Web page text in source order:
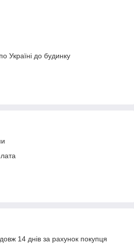
Україні до будинку
14 днів за рахунок покупця